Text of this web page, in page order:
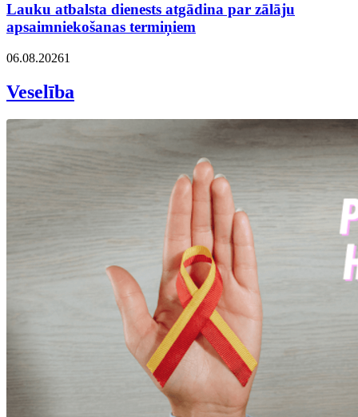
Lauku atbalsta dienests atgādina par zālāju
apsaimniekošanas termiņiem
06.08.20261
Veselība